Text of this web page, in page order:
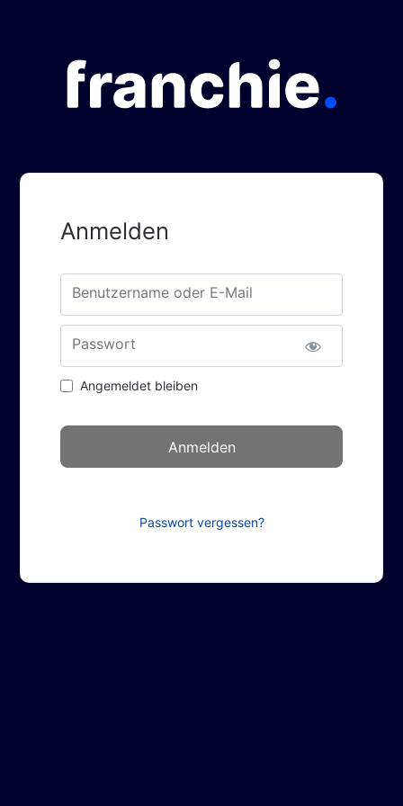
Anmelden
Benutzername oder E-Mail
Passwort
Angemeldet bleiben
Passwort vergessen?